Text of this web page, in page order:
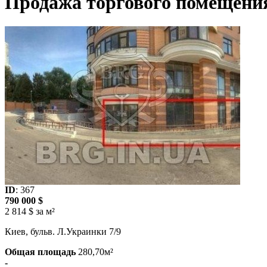
ID: 367
790 000 $
2 814 $ за м²
Киев, бульв. Л.Украинки 7/9
Общая площадь 280,70м²
-